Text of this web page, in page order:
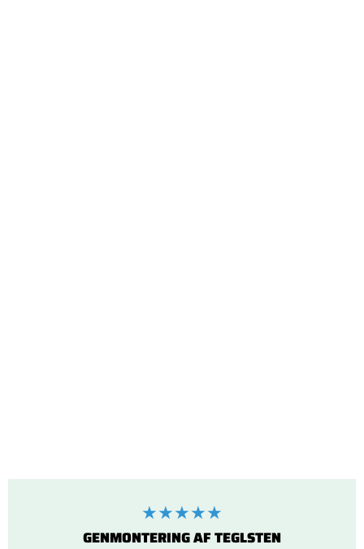
★★★★★
GENMONTERING AF TEGLSTEN